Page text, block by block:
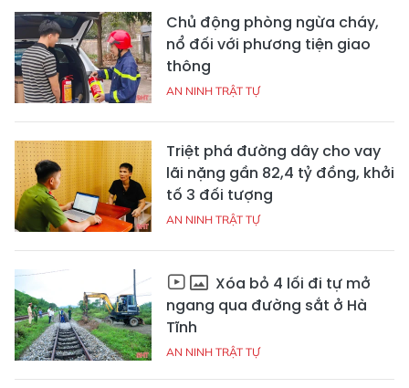
Chủ động phòng ngừa cháy,
nổ đối với phương tiện giao
thông
AN NINH TRẬT TỰ
Triệt phá đường dây cho vay
lãi nặng gần 82,4 tỷ đồng, khởi
tố 3 đối tượng
AN NINH TRẬT TỰ
Xóa bỏ 4 lối đi tự mở
ngang qua đường sắt ở Hà
Tĩnh
AN NINH TRẬT TỰ